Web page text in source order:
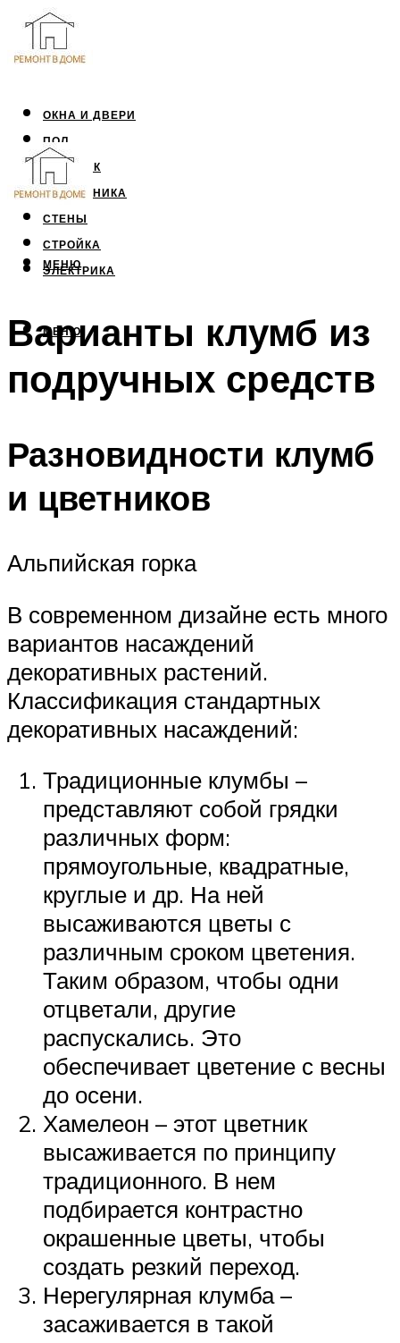
ОКНА И ДВЕРИ
ПОЛ
ПОТОЛОК
САНТЕХНИКА
СТЕНЫ
СТРОЙКА
ЭЛЕКТРИКА
МЕНЮ
МЕНЮ
Варианты клумб из
подручных средств
Разновидности клумб
и цветников
Альпийская горка
В современном дизайне есть много
вариантов насаждений
декоративных растений.
Классификация стандартных
декоративных насаждений:
Традиционные клумбы –
представляют собой грядки
различных форм:
прямоугольные, квадратные,
круглые и др. На ней
высаживаются цветы с
различным сроком цветения.
Таким образом, чтобы одни
отцветали, другие
распускались. Это
обеспечивает цветение с весны
до осени.
Хамелеон – этот цветник
высаживается по принципу
традиционного. В нем
подбирается контрастно
окрашенные цветы, чтобы
создать резкий переход.
Нерегулярная клумба –
засаживается в такой